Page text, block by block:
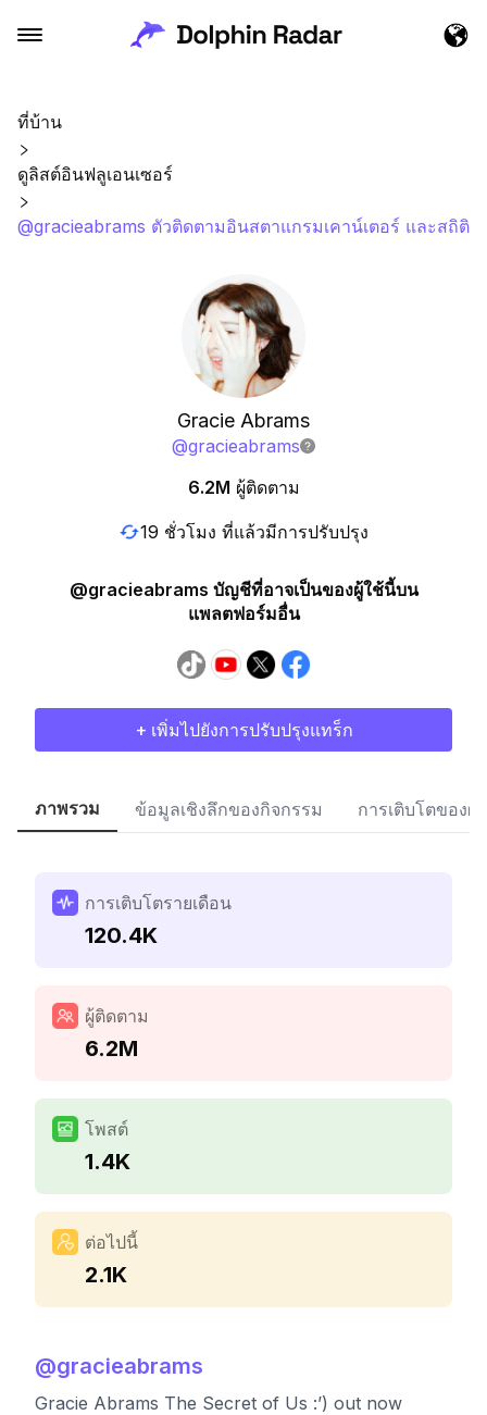
ที่บ้าน
ดูลิสต์อินฟลูเอนเซอร์
@gracieabrams ตัวติดตามอินสตาแกรมเคาน์เตอร์ และสถิติ
Gracie Abrams
@gracieabrams
6.2M ผู้ติดตาม
19 ชั่วโมง ที่แล้วมีการปรับปรุง
@gracieabrams บัญชีที่อาจเป็นของผู้ใช้นี้บน
แพลตฟอร์มอื่น
+ เพิ่มไปยังการปรับปรุงแทร็ก
ภาพรวม ข้อมูลเชิงลึกของกิจกรรม การเติบโตของผู้
การเติบโตรายเดือน
120.4K
ผู้ติดตาม
6.2M
โพสต์
1.4K
ต่อไปนี้
2.1K
@gracieabrams
Gracie Abrams The Secret of Us :’) out now